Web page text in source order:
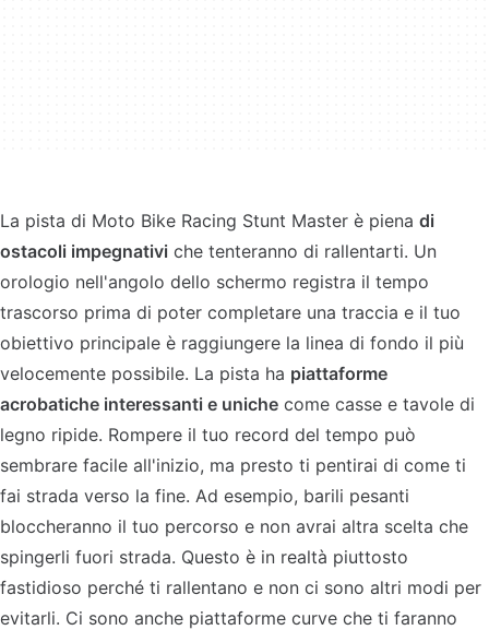
La pista di Moto Bike Racing Stunt Master è piena di
ostacoli impegnativi che tenteranno di rallentarti. Un
orologio nell'angolo dello schermo registra il tempo
trascorso prima di poter completare una traccia e il tuo
obiettivo principale è raggiungere la linea di fondo il più
velocemente possibile. La pista ha piattaforme
acrobatiche interessanti e uniche come casse e tavole di
legno ripide. Rompere il tuo record del tempo può
sembrare facile all'inizio, ma presto ti pentirai di come ti
fai strada verso la fine. Ad esempio, barili pesanti
bloccheranno il tuo percorso e non avrai altra scelta che
spingerli fuori strada. Questo è in realtà piuttosto
fastidioso perché ti rallentano e non ci sono altri modi per
evitarli. Ci sono anche piattaforme curve che ti faranno